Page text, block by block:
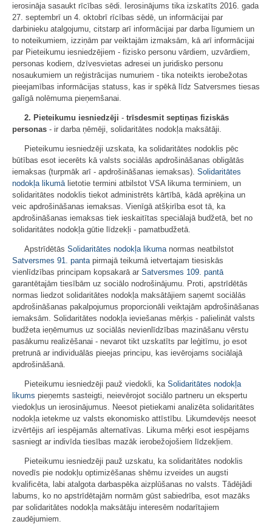
ierosināja sasaukt rīcības sēdi. Ierosinājums tika izskatīts 2016. gada
27. septembrī un 4. oktobrī rīcības sēdē, un informācijai par
darbinieku atalgojumu, citstarp arī informācijai par darba līgumiem un
to noteikumiem, izziņām par veiktajām izmaksām, kā arī informācijai
par Pieteikumu iesniedzējiem - fizisko personu vārdiem, uzvārdiem,
personas kodiem, dzīvesvietas adresei un juridisko personu
nosaukumiem un reģistrācijas numuriem - tika noteikts ierobežotas
pieejamības informācijas statuss, kas ir spēkā līdz Satversmes tiesas
galīgā nolēmuma pieņemšanai.
2. Pieteikumu iesniedzēji - trīsdesmit septiņas fiziskās
personas - ir darba ņēmēji, solidaritātes nodokļa maksātāji.
Pieteikumu iesniedzēji uzskata, ka solidaritātes nodoklis pēc
būtības esot iecerēts kā valsts sociālās apdrošināšanas obligātās
iemaksas (turpmāk arī - apdrošināšanas iemaksas). Solidaritātes
nodokļa likumā lietotie termini atbilstot VSA likuma terminiem, un
solidaritātes nodoklis tiekot administrēts kārtībā, kādā aprēķina un
veic apdrošināšanas iemaksas. Vienīgā atšķirība esot tā, ka
apdrošināšanas iemaksas tiek ieskaitītas speciālajā budžetā, bet no
solidaritātes nodokļa gūtie līdzekļi - pamatbudžetā.
Apstrīdētās Solidaritātes nodokļa likuma normas neatbilstot
Satversmes 91. panta pirmajā teikumā ietvertajam tiesiskās
vienlīdzības principam kopsakarā ar Satversmes 109. pantā
garantētajām tiesībām uz sociālo nodrošinājumu. Proti, apstrīdētās
normas liedzot solidaritātes nodokļa maksātājiem saņemt sociālās
apdrošināšanas pakalpojumus proporcionāli veiktajām apdrošināšanas
iemaksām. Solidaritātes nodokļa ieviešanas mērķis - palielināt valsts
budžeta ieņēmumus uz sociālās nevienlīdzības mazināšanu vērstu
pasākumu realizēšanai - nevarot tikt uzskatīts par leģitīmu, jo esot
pretrunā ar individuālās pieejas principu, kas ievērojams sociālajā
apdrošināšanā.
Pieteikumu iesniedzēji pauž viedokli, ka Solidaritātes nodokļa
likums pieņemts sasteigti, neievērojot sociālo partneru un ekspertu
viedokļus un ierosinājumus. Neesot pietiekami analizēta solidaritātes
nodokļa ietekme uz valsts ekonomisko attīstību. Likumdevējs neesot
izvērtējis arī iespējamās alternatīvas. Likuma mērķi esot iespējams
sasniegt ar indivīda tiesības mazāk ierobežojošiem līdzekļiem.
Pieteikumu iesniedzēji pauž uzskatu, ka solidaritātes nodoklis
novedīs pie nodokļu optimizēšanas shēmu izveides un augsti
kvalificēta, labi atalgota darbaspēka aizplūšanas no valsts. Tādējādi
labums, ko no apstrīdētajām normām gūst sabiedrība, esot mazāks
par solidaritātes nodokļa maksātāju interesēm nodarītajiem
zaudējumiem.